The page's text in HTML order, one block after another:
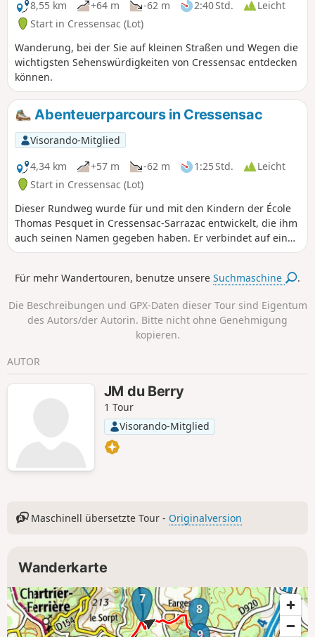
8,55 km
+64 m -62 m 2:40 Std.
Leicht
Start in Cressensac (Lot)
Wanderung, bei der Sie auf kleinen Straßen und Wegen die
wichtigsten Sehenswürdigkeiten von Cressensac entdecken
können.
Abenteuerparcours in Cressensac
Visorando-Mitglied
4,34 km
+57 m -62 m 1:25 Std.
Leicht
Start in Cressensac (Lot)
Dieser Rundweg wurde für und mit den Kindern der École
Thomas Pesquet in Cressensac-Sarrazac entwickelt, die ihm
auch seinen Namen gegeben haben. Er verbindet auf einer
kurzen Strecke Naturerlebnisse mit einem Abstecher durch
zugänglich. Die wichtigsten Sehenswürdigkeiten,
Für mehr Wandertouren, benutze unsereSuchmaschine .
Die Beschreibungen und GPX-Daten dieser Tour sind Eigentum
des Autors/der Autorin. Bitte nicht ohne Genehmigung
kopieren.
AUTOR
JM du Berry
1 Tour
Visorando-Mitglied
Maschinell übersetzte Tour - Originalversion
Wanderkarte
7
8